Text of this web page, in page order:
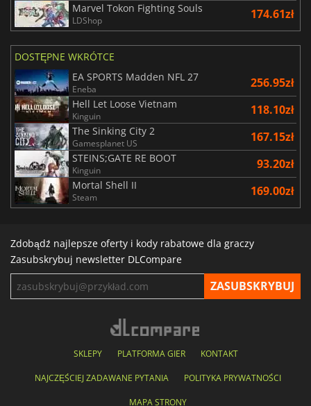
Marvel Tokon Fighting Souls
LDShop 174.61zł
DOSTĘPNE WKRÓTCE
EA SPORTS Madden NFL 27
Eneba 256.95zł
Hell Let Loose Vietnam
Kinguin 118.10zł
The Sinking City 2
Gamesplanet US 167.15zł
STEINS;GATE RE BOOT
Kinguin 93.20zł
Mortal Shell II
Steam 169.00zł
Zdobądź najlepsze oferty i kody rabatowe dla graczy
Zasubskrybuj newsletter DLCompare
SKLEPY PLATFORMA GIER KONTAKT
NAJCZĘŚCIEJ ZADAWANE PYTANIA POLITYKA PRYWATNOŚCI
MAPA STRONY